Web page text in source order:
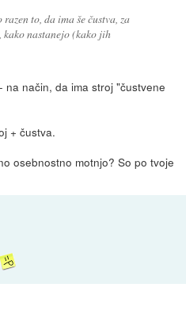
to, da ima še čustva, za
nastanejo (kako jih
način, da ima stroj "čustvene
+ čustva.
osebnostno motnjo? So po tvoje